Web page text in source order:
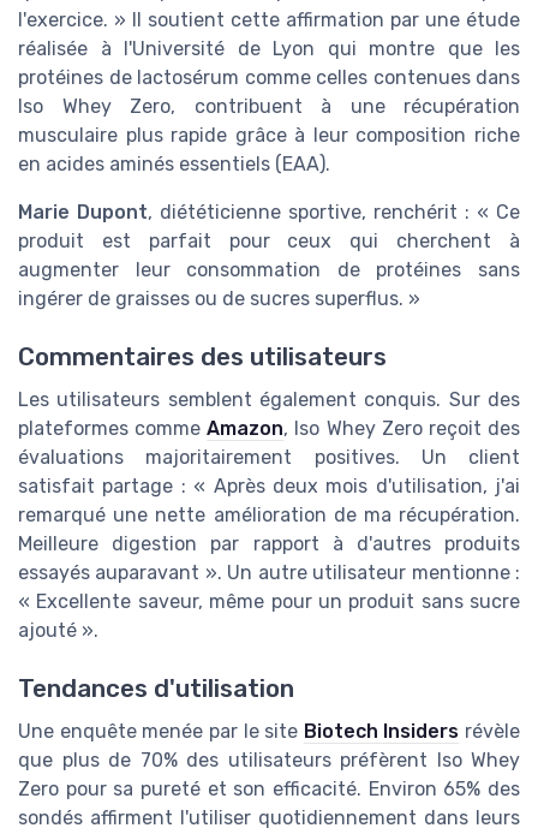
l'exercice. » Il soutient cette affirmation par une étude
réalisée à l'Université de Lyon qui montre que les
protéines de lactosérum comme celles contenues dans
Iso Whey Zero, contribuent à une récupération
musculaire plus rapide grâce à leur composition riche
en acides aminés essentiels (EAA).
Marie Dupont, diététicienne sportive, renchérit : « Ce
produit est parfait pour ceux qui cherchent à
augmenter leur consommation de protéines sans
ingérer de graisses ou de sucres superflus. »
Commentaires des utilisateurs
Les utilisateurs semblent également conquis. Sur des
plateformes commeAmazon, Iso Whey Zero reçoit des
évaluations majoritairement positives. Un client
satisfait partage : « Après deux mois d'utilisation, j'ai
remarqué une nette amélioration de ma récupération.
Meilleure digestion par rapport à d'autres produits
essayés auparavant ». Un autre utilisateur mentionne :
« Excellente saveur, même pour un produit sans sucre
ajouté ».
Tendances d'utilisation
Une enquête menée par le site Biotech Insiders révèle
que plus de 70% des utilisateurs préfèrent Iso Whey
Zero pour sa pureté et son efficacité. Environ 65% des
sondés affirment l'utiliser quotidiennement dans leurs